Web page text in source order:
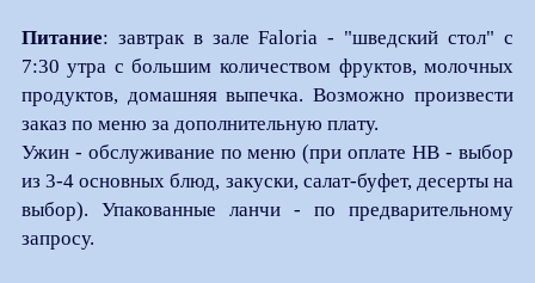
Питание: завтрак в зале Faloria - "шведский стол" с
7:30 утра с большим количеством фруктов, молочных
продуктов, домашняя выпечка. Возможно произвести
заказ по меню за дополнительную плату.
Ужин - обслуживание по меню (при оплате HB - выбор
из 3-4 основных блюд, закуски, салат-буфет, десерты на
выбор). Упакованные ланчи - по предварительному
запросу.